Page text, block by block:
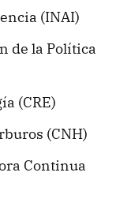
(INAI)
de la Política
(CRE)
(CNH)
Continua